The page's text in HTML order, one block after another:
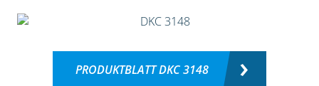
PRODUKTBLATT DKC 3148